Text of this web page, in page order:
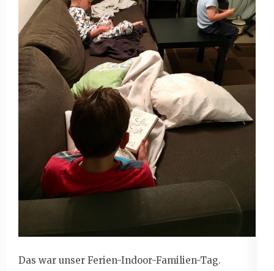
Das war unser Ferien-Indoor-Familien-Tag.